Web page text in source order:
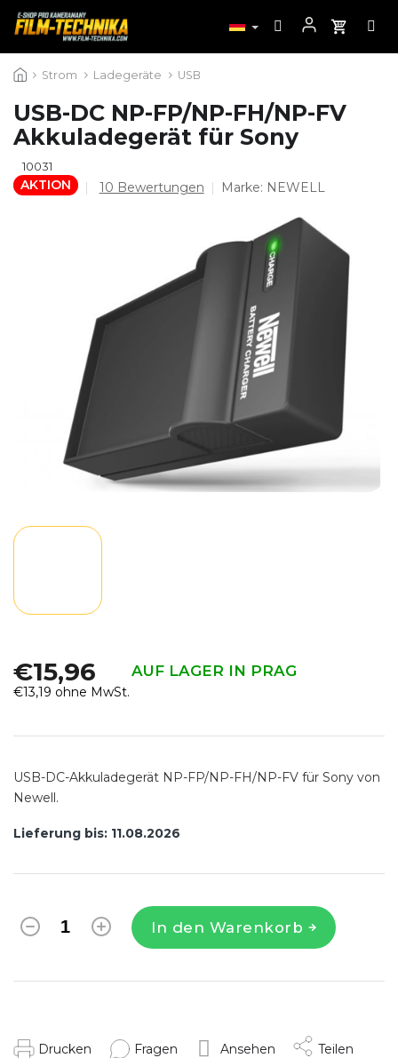
Inhalt Strom Ladegeräte USB
USB-DC NP-FP/NP-FH/NP-FV
Akkuladegerät für Sony
10031
AKTION
Die
Sternen.
10 Bewertungen Marke: NEWELL
€15,96 AUF LAGER IN PRAG
€13,19 ohne MwSt.
Lieferung bis: 11.08.2026
In den Warenkorb
USB-DC-Akkuladegerät NP-FP/NP-FH/NP-FV für Sony von
Newell.
Drucken Fragen Ansehen Teilen